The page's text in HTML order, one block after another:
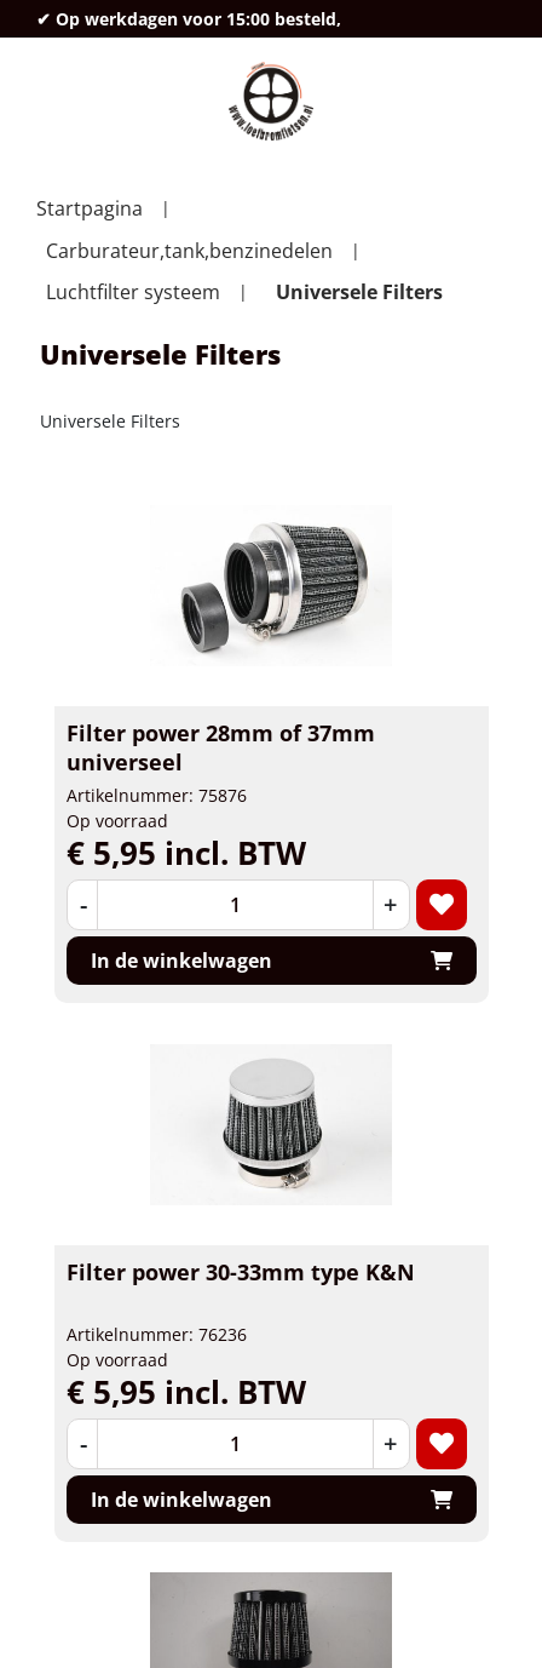
✔ Op werkdagen voor 15:00 besteld,
Startpagina
Carburateur,tank,benzinedelen
Luchtfilter systeem
Universele Filters
Universele Filters
Universele Filters
Filter power 28mm of 37mm
universeel
Artikelnummer: 75876
Op voorraad
€ 5,95 incl. BTW
- +
In de winkelwagen
Filter power 30-33mm type K&N
Artikelnummer: 76236
Op voorraad
€ 5,95 incl. BTW
- +
In de winkelwagen